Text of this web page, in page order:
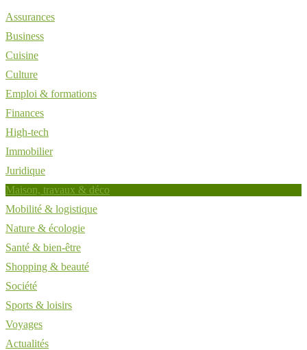
Assurances
Business
Cuisine
Culture
Emploi & formations
Finances
High-tech
Immobilier
Juridique
Maison, travaux & déco
Mobilité & logistique
Nature & écologie
Santé & bien-être
Shopping & beauté
Société
Sports & loisirs
Voyages
Actualités